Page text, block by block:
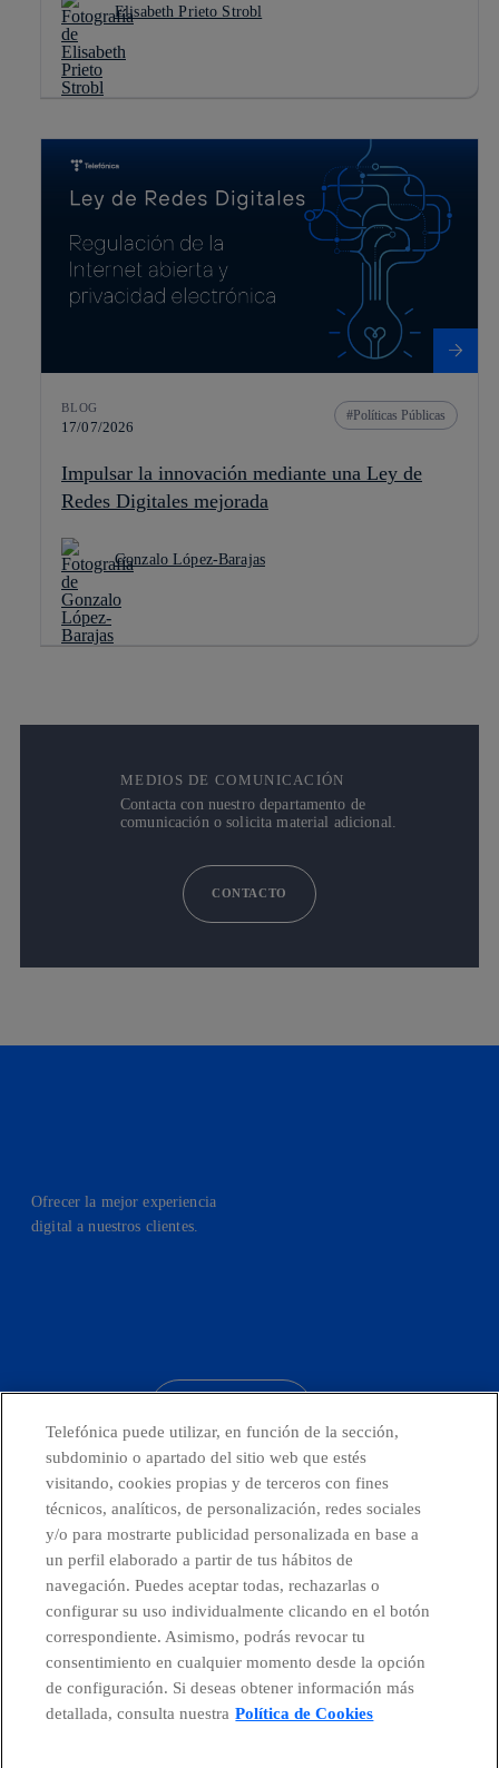
Elisabeth Prieto Strobl
BLOG
17/07/2026
Políticas Públicas
Impulsar la innovación mediante una Ley de
Redes Digitales mejorada
Gonzalo López-Barajas
MEDIOS DE COMUNICACIÓN
Contacta con nuestro departamento de
comunicación o solicita material adicional.
CONTACTO
Ofrecer la mejor experiencia
digital a nuestros clientes.
Países y Unidades emergentes
Canal de Denuncias
Centro Global Transparencia
Telefónica puede utilizar, en función de la sección,
subdominio o apartado del sitio web que estés
visitando, cookies propias y de terceros con fines
técnicos, analíticos, de personalización, redes sociales
y/o para mostrarte publicidad personalizada en base a
un perfil elaborado a partir de tus hábitos de
navegación. Puedes aceptar todas, rechazarlas o
configurar su uso individualmente clicando en el botón
correspondiente. Asimismo, podrás revocar tu
consentimiento en cualquier momento desde la opción
de configuración. Si deseas obtener información más
detallada, consulta nuestra Política de Cookies